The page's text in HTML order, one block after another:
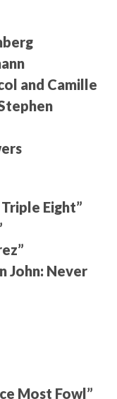
and Camille
Eight”
John: Never
Most Fowl”